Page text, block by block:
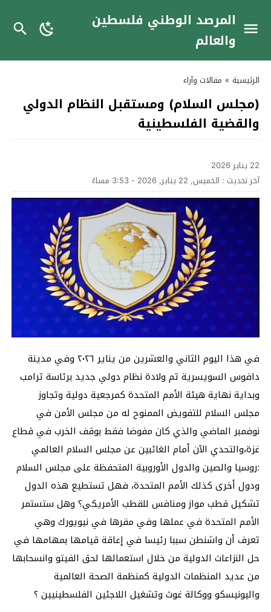
المرصد الوطني فلسطين
والعالم
الرئيسية » مقالات وآراء
(مجلس السلام) ومستقبل النظام الدولي
والقضية الفلسطينية
22 يناير 2026
آخر تحديث : الخميس, 22 يناير, 2026 - 3:53 مساءً
في هذا اليوم الثاني والعشرين من يناير ٢٠٢٦ وفي مدينة
دافوس السويسرية تم ولادة نظام دولي جديد برئاسة ترامب
وبداية نهاية هيئة الأمم المتحدة كمرجعية دولية وتجاوز
مجلس السلام للتفويض الممنوح له من مجلس الأمن في
نوفمبر الماضي والذي كان مفوضا فقط بوقف الخرب في قطاع
غزة،والتحدي الآن أمام الغائبين عن مجلس السلام العالمي
:روسيا والصين والدول الأوروبية المتحفظة على مجلس السلام
ودول أخرى كذلك الأمم المتحدة، فهل تستطيع هذه الدول
تشكيل قطب مواز ومنافس للقطب الأمريكي؟ وهل ستستمر
الأمم المتحدة في عملها وفي مقرها في نيويورك وهي
تعرف أن واشنطن سببا رئيسا في إعاقة قيامها بمهامها في
حل النزاعات الدولية من خلال استعمالها لحق الفيتو وانسحابها
من عديد المنظمات الدولية كمنظمة الصحة العالمية
واليونيسكو ووكالة غوث وتشغيل اللاجئين الفلسطينيين ؟